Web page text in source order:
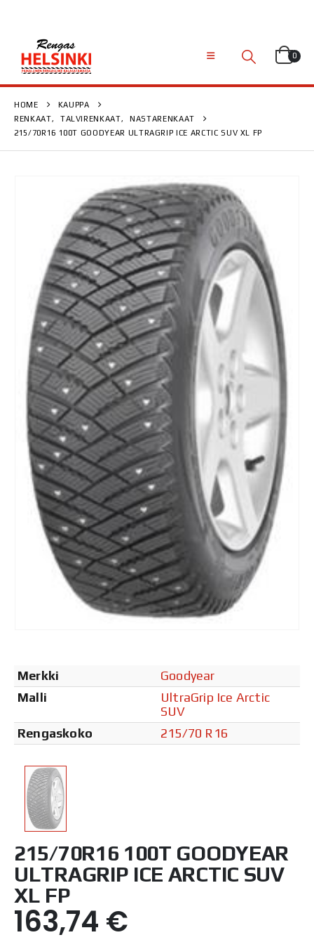
0
HOME
KAUPPA
RENKAAT, TALVIRENKAAT,
NASTARENKAAT
215/70R16 100T GOODYEAR ULTRAGRIP ICE ARCTIC SUV XL FP
Merkki
Goodyear
Malli
UltraGrip Ice Arctic
SUV
Rengaskoko
215/70 R16
215/70R16 100T GOODYEAR
ULTRAGRIP ICE ARCTIC SUV
XL FP
163,74 €